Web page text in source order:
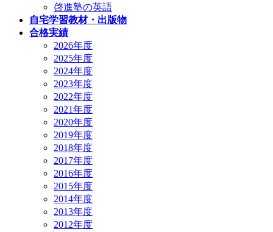
啓進塾の英語
自宅学習教材・出版物
合格実績
2026年度
2025年度
2024年度
2023年度
2022年度
2021年度
2020年度
2019年度
2018年度
2017年度
2016年度
2015年度
2014年度
2013年度
2012年度